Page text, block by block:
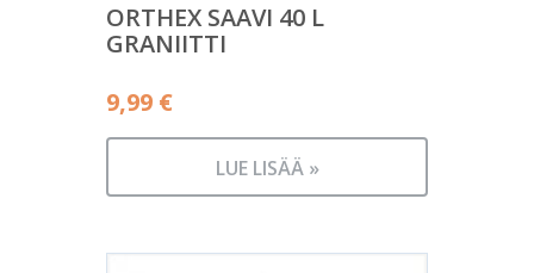
ORTHEX SAAVI 40 L
GRANIITTI
9,99 €
LUE LISÄÄ »